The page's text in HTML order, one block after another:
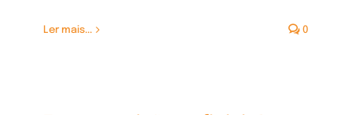
Ler mais... 0